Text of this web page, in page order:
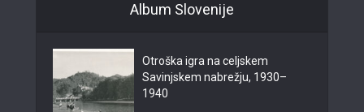
Album Slovenije
Otroška igra na celjskem
Savinjskem nabrežju, 1930–
1940